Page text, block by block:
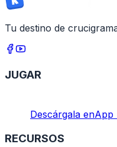
Tu destino de
JUGAR
Descárgala enApp
RECURSOS